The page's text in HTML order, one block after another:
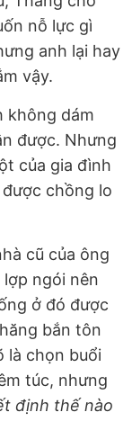
nỗ lực gì
anh lại hay
vậy.
không dám
được. Nhưng
của gia đình
chồng lo
cũ của ông
ngói nên
ở đó được
bắn tôn
là chọn buổi
túc, nhưng
định thế nào